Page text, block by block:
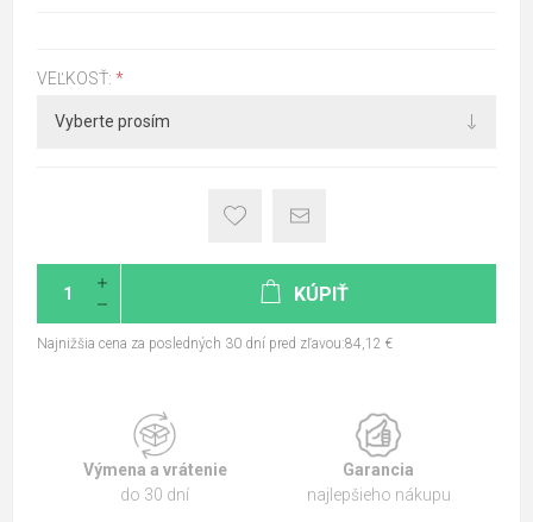
VEĽKOSŤ: *
KÚPIŤ
Najnižšia cena za posledných 30 dní pred zľavou:84,12 €
Výmena a vrátenie
do 30 dní
Garancia
najlepšieho nákupu